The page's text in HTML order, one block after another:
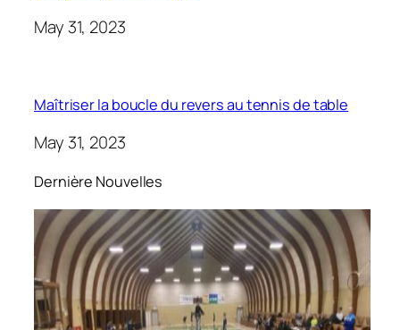
May 31, 2023
Maîtriser la boucle du revers au tennis de table
May 31, 2023
Dernière Nouvelles